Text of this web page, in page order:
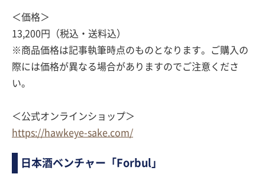
＜価格＞
13,200円（税込・送料込）
※商品価格は記事執筆時点のものとなります。ご購入の
際には価格が異なる場合がありますのでご注意くださ
い。
＜公式オンラインショップ＞
https://hawkeye-sake.com/
日本酒ベンチャー「Forbul」